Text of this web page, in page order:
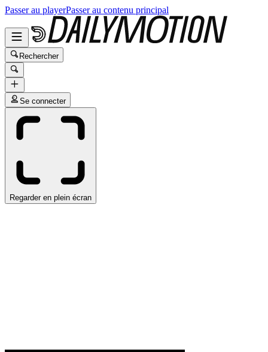
Passer au playerPasser au contenu principal
Rechercher
Se connecter
Regarder en plein écran